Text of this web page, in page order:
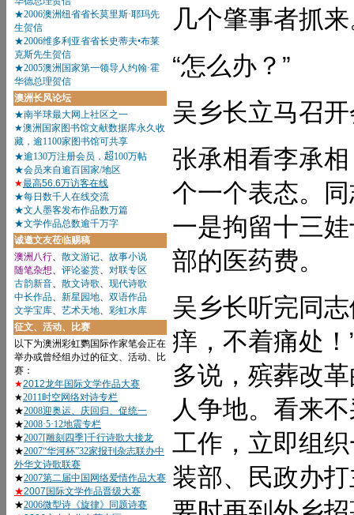
几个肇事者抓
“怎么办？”
吴乡长立马召
张承相看李承
个一个表态。
一是拘留十三
部的医药费。
吴乡长听完同
痒，不着痛处
多说，殡葬改
人争地。看来
工作，立即组
装部、民政办